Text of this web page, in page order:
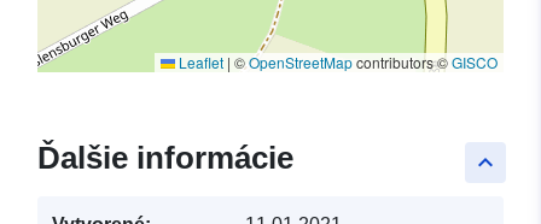
Leaflet | ©OpenStreetMapcontributors ©GISCO
keyboard_arrow_up
Ďalšie informácie